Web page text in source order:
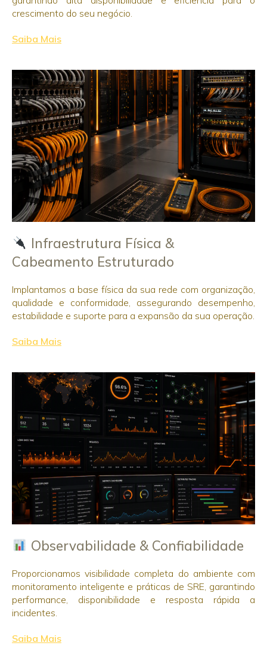
crescimento do seu negócio.
Saiba Mais
Infraestrutura Física &
Cabeamento Estruturado
Implantamos a base física da sua rede com organização,
qualidade e conformidade, assegurando desempenho,
estabilidade e suporte para a expansão da sua operação.
Saiba Mais
Observabilidade & Confiabilidade
Proporcionamos visibilidade completa do ambiente com
monitoramento inteligente e práticas de SRE, garantindo
performance, disponibilidade e resposta rápida a
incidentes.
Saiba Mais